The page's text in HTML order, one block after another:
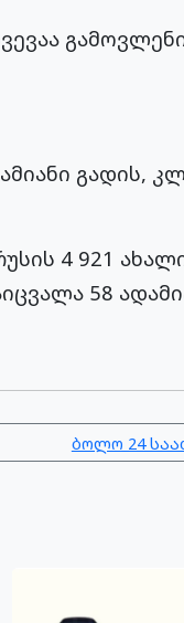
გადის,
4 921
58
ბოლო 24